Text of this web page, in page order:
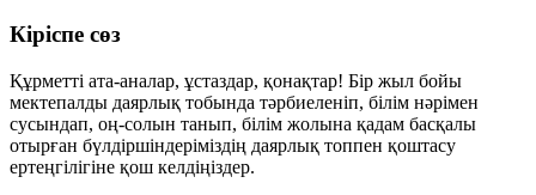
Кіріспе сөз
Құрметті ата-аналар, ұстаздар, қонақтар! Бір жыл бойы
мектепалды даярлық тобында тәрбиеленіп, білім нәрімен
сусындап, оң-солын танып, білім жолына қадам басқалы
отырған бүлдіршіндеріміздің даярлық топпен қоштасу
ертеңгілігіне қош келдіңіздер.